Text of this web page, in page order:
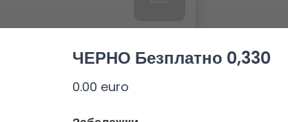
ЧЕРНО Безплатно 0,330
0.00 euro